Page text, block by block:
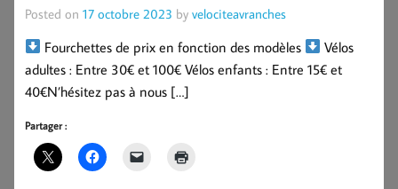
Posted on 17 octobre 2023 by velociteavranches
Fourchettes de prix en fonction des modèles
Vélos
adultes : Entre 30€ et 100€ Vélos enfants : Entre 15€ et
40€N’hésitez pas à nous […]
Partager :